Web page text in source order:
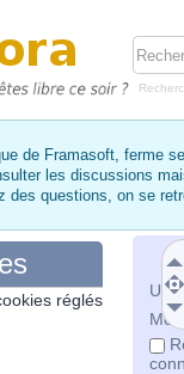
de Framasoft, ferme
les discussions
des questions, on se
Mot
réglés